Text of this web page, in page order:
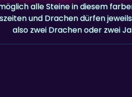
alle Steine in diesem
und Drachen dürfen
also zwei Drachen oder zwei